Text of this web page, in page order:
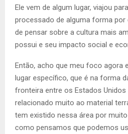
Ele vem de algum lugar, viajou
processado de alguma forma
de pensar sobre a cultura mais
possui e seu impacto social e
Então, acho que meu foco agora
lugar específico, que é na forma
fronteira entre os Estados Unidos
relacionado muito ao material
tem existido nessa área por
como pensamos que podemos